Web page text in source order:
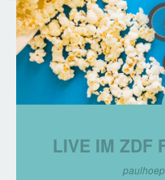
ABENTEUER
WIR
SPONSOREN
LIVE IM ZDF
Teilen